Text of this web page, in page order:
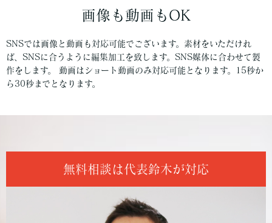
画像も動画もOK
SNSでは画像と動画も対応可能でございます。素材をいただけれ
ば、SNSに合うように編集加工を致します。SNS媒体に合わせて製
作をします。 動画はショート動画のみ対応可能となります。15秒か
ら30秒までとなります。
無料相談は代表鈴木が対応